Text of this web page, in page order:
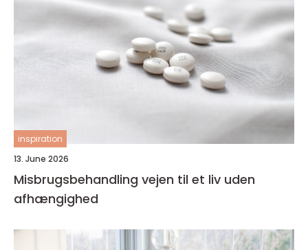
inspiration
13. June 2026
Misbrugsbehandling vejen til et liv uden
afhængighed